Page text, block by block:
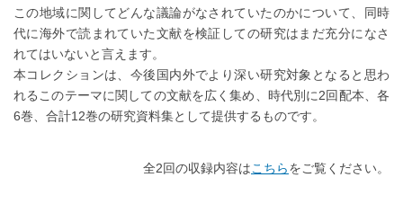
この地域に関してどんな議論がなされていたのかについて、同時
代に海外で読まれていた文献を検証しての研究はまだ充分になさ
れてはいないと言えます。
本コレクションは、今後国内外でより深い研究対象となると思わ
れるこのテーマに関しての文献を広く集め、時代別に2回配本、各
6巻、合計12巻の研究資料集として提供するものです。
全2回の収録内容はこちらをご覧ください。